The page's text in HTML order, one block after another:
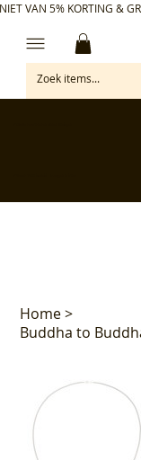
VAN 5% KORTING &
Home>
Buddha to